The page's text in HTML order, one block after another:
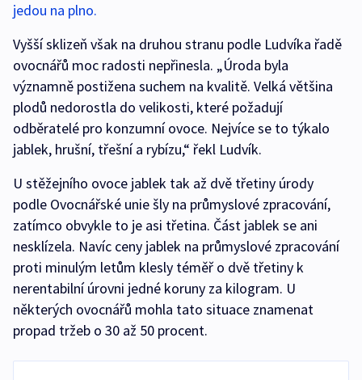
jedou na plno.
Vyšší sklizeň však na druhou stranu podle Ludvíka řadě
ovocnářů moc radosti nepřinesla. „Úroda byla
významně postižena suchem na kvalitě. Velká většina
plodů nedorostla do velikosti, které požadují
odběratelé pro konzumní ovoce. Nejvíce se to týkalo
jablek, hrušní, třešní a rybízu,“ řekl Ludvík.
U stěžejního ovoce jablek tak až dvě třetiny úrody
podle Ovocnářské unie šly na průmyslové zpracování,
zatímco obvykle to je asi třetina. Část jablek se ani
nesklízela. Navíc ceny jablek na průmyslové zpracování
proti minulým letům klesly téměř o dvě třetiny k
nerentabilní úrovni jedné koruny za kilogram. U
některých ovocnářů mohla tato situace znamenat
propad tržeb o 30 až 50 procent.